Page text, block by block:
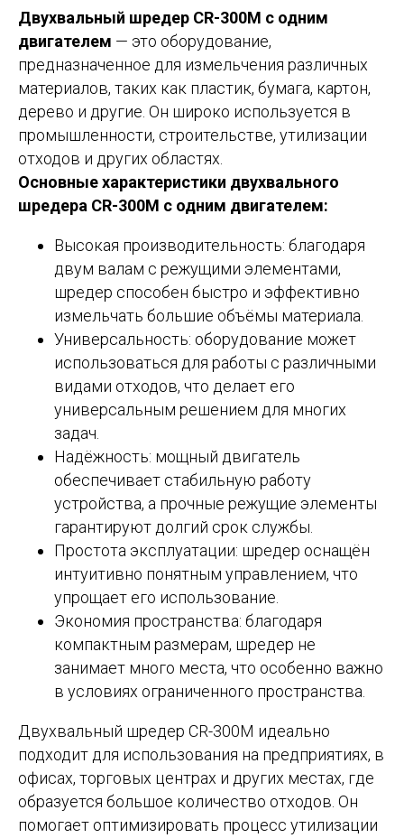
Двухвальный шредер CR-300М с одним
двигателем — это оборудование,
предназначенное для измельчения различных
материалов, таких как пластик, бумага, картон,
дерево и другие. Он широко используется в
промышленности, строительстве, утилизации
отходов и других областях.
Основные характеристики двухвального
шредера CR-300M с одним двигателем:
Высокая производительность: благодаря
двум валам с режущими элементами,
шредер способен быстро и эффективно
измельчать большие объёмы материала.
Универсальность: оборудование может
использоваться для работы с различными
видами отходов, что делает его
универсальным решением для многих
задач.
Надёжность: мощный двигатель
обеспечивает стабильную работу
устройства, а прочные режущие элементы
гарантируют долгий срок службы.
Простота эксплуатации: шредер оснащён
интуитивно понятным управлением, что
упрощает его использование.
Экономия пространства: благодаря
компактным размерам, шредер не
занимает много места, что особенно важно
в условиях ограниченного пространства.
Двухвальный шредер CR-300M идеально
подходит для использования на предприятиях, в
офисах, торговых центрах и других местах, где
образуется большое количество отходов. Он
помогает оптимизировать процесс утилизации